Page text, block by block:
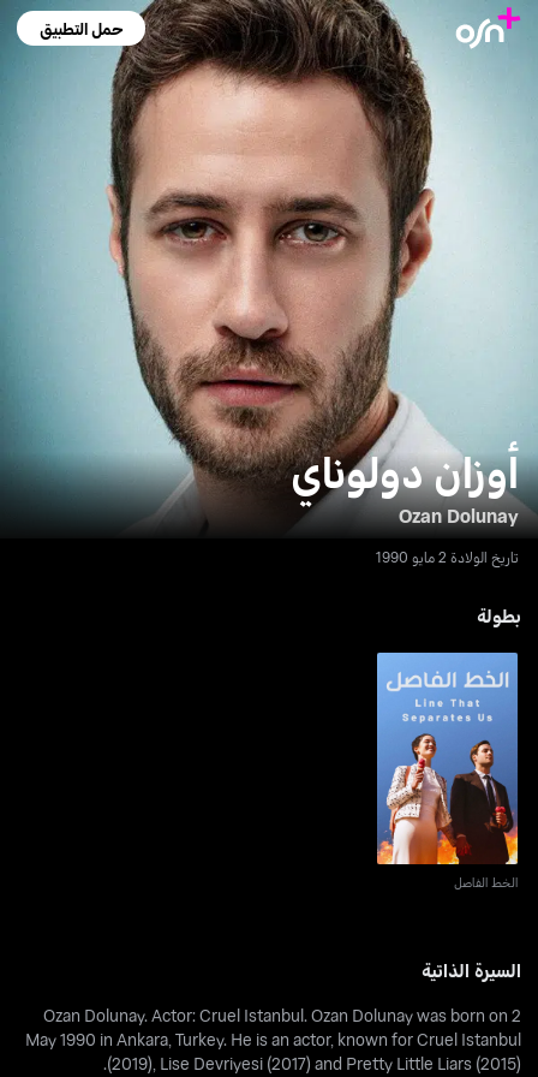
حمل التطبيق
أوزان دولوناي
Ozan Dolunay
تاريخ الولادة 2 مايو 1990
بطولة
الخط الفاصل
الخط الفاصل
السيرة الذاتية
Ozan Dolunay. Actor: Cruel Istanbul. Ozan Dolunay was born on 2
May 1990 in Ankara, Turkey. He is an actor, known for Cruel Istanbul
(2019), Lise Devriyesi (2017) and Pretty Little Liars (2015).